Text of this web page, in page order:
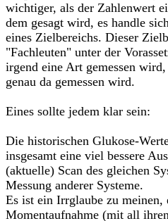
wichtiger, als der Zahlenwert
dem gesagt wird, es handle
eines Zielbereichs. Dieser
"Fachleuten" unter der
irgend eine Art gemessen
genau da gemessen wird.
Eines sollte jedem klar sein:
Die historischen Glukose-
insgesamt eine viel bessere
(aktuelle) Scan des gleichen
Messung anderer Systeme.
Es ist ein Irrglaube zu meinen,
Momentaufnahme (mit all